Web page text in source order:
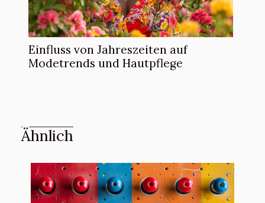
Einfluss von Jahreszeiten auf
Modetrends und Hautpflege
Ähnlich